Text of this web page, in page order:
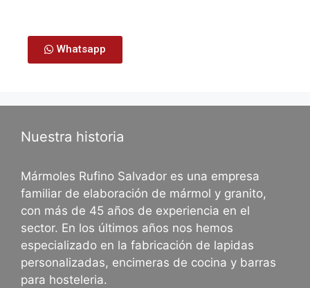
Whatsapp
Nuestra historia
Mármoles Rufino Salvador es una empresa
familiar de elaboración de mármol y granito,
con más de 45 años de experiencia en el
sector. En los últimos años nos hemos
especializado en la fabricación de lapidas
personalizadas, encimeras de cocina y barras
para hosteleria.